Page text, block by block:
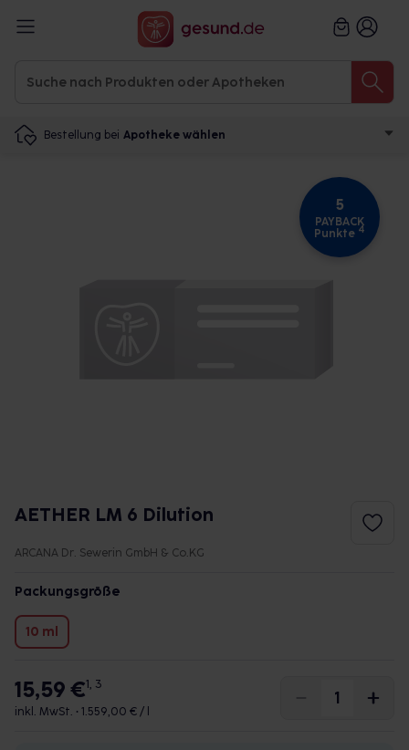
Bestellung bei Apotheke wählen
5
PAYBACK
Punkte 4
AETHER LM 6 Dilution
ARCANA Dr. Sewerin GmbH & Co.KG
Packungsgröße
10 ml
15,59 €1, 3
inkl. MwSt. • 1.559,00 € / l